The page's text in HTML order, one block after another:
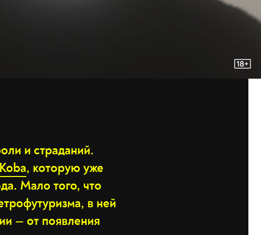
и страданий.
, которую уже
Мало того, что
в ней
— от появления